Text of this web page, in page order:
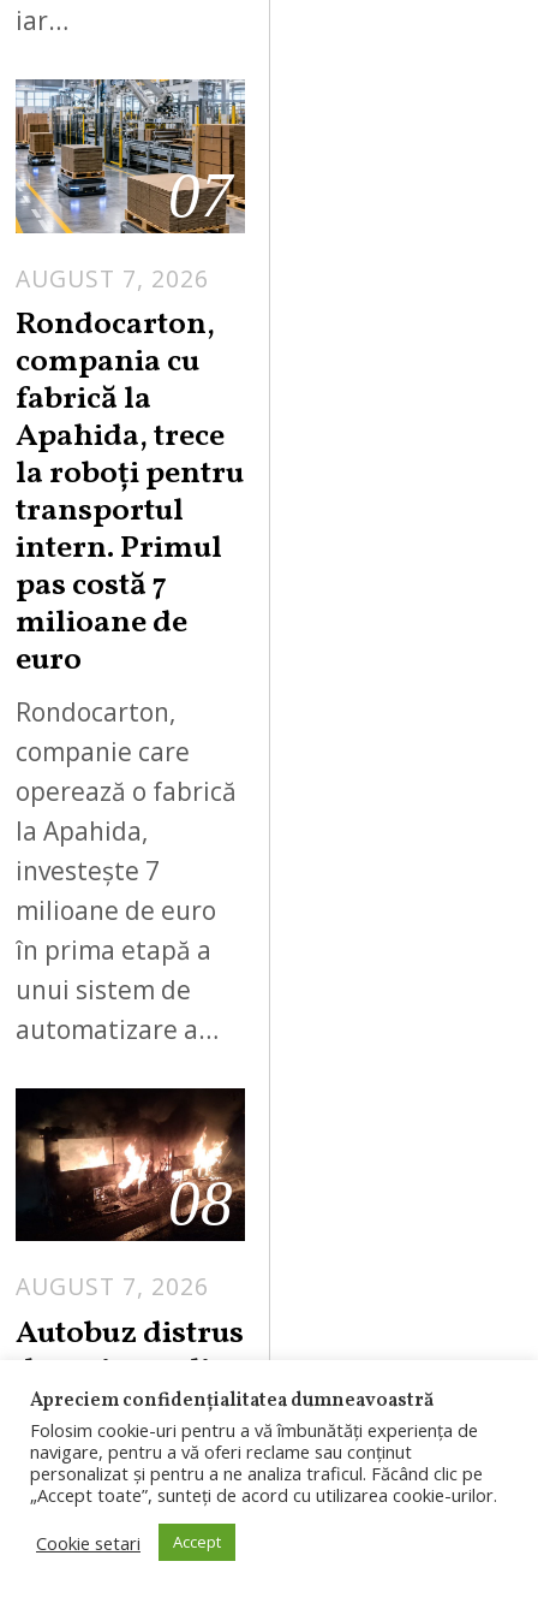
iar…
07
AUGUST 7, 2026
G
T
7
2
Rondocarton,
compania cu
fabrică la
Apahida, trece
la roboți pentru
transportul
intern. Primul
pas costă 7
milioane de
euro
Rondocarton,
companie care
operează o fabrică
la Apahida,
investește 7
milioane de euro
în prima etapă a
unui sistem de
automatizare a…
08
AUGUST 7, 2026
Autobuz distrus
de un incendiu
în Săvădisla.
Un bărbat și o
femeie au ieșit
la timp
Un autobuz a fost
Apreciem confidențialitatea dumneavoastră
Folosim cookie-uri pentru a vă îmbunătăți experiența de
navigare, pentru a vă oferi reclame sau conținut
personalizat și pentru a ne analiza traficul. Făcând clic pe
„Accept toate”, sunteți de acord cu utilizarea cookie-urilor.
Cookie setari
Accept